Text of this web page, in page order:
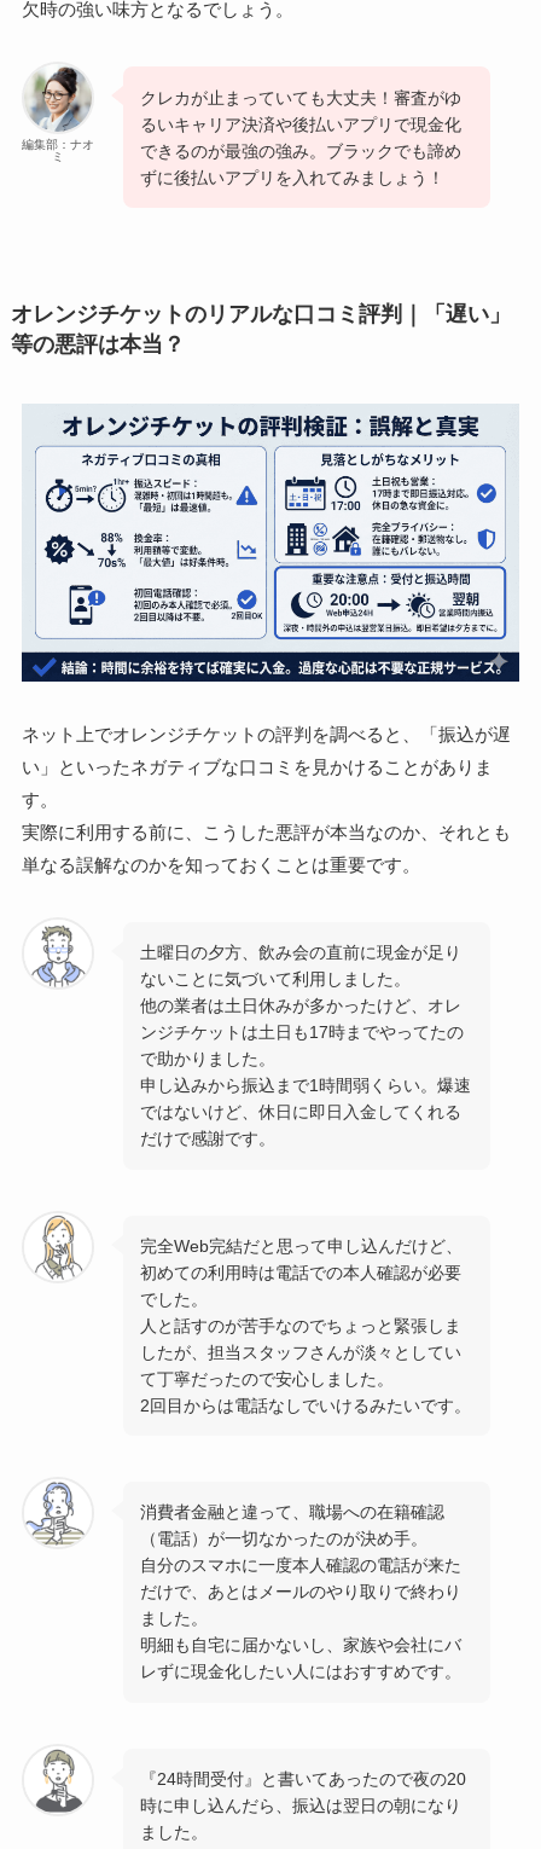
欠時の強い味方となるでしょう。
編集部：ナオ
ミ
クレカが止まっていても大丈夫！審査がゆ
るいキャリア決済や後払いアプリで現金化
できるのが最強の強み。ブラックでも諦め
ずに後払いアプリを入れてみましょう！
オレンジチケットのリアルな口コミ評判｜「遅い」
等の悪評は本当？
ネット上でオレンジチケットの評判を調べると、「振込が遅
い」といったネガティブな口コミを見かけることがありま
す。
実際に利用する前に、こうした悪評が本当なのか、それとも
単なる誤解なのかを知っておくことは重要です。
土曜日の夕方、飲み会の直前に現金が足り
ないことに気づいて利用しました。
他の業者は土日休みが多かったけど、オレ
ンジチケットは土日も17時までやってたの
で助かりました。
申し込みから振込まで1時間弱くらい。爆速
ではないけど、休日に即日入金してくれる
だけで感謝です。
完全Web完結だと思って申し込んだけど、
初めての利用時は電話での本人確認が必要
でした。
人と話すのが苦手なのでちょっと緊張しま
したが、担当スタッフさんが淡々としてい
て丁寧だったので安心しました。
2回目からは電話なしでいけるみたいです。
消費者金融と違って、職場への在籍確認
（電話）が一切なかったのが決め手。
自分のスマホに一度本人確認の電話が来た
だけで、あとはメールのやり取りで終わり
ました。
明細も自宅に届かないし、家族や会社にバ
レずに現金化したい人にはおすすめです。
『24時間受付』と書いてあったので夜の20
時に申し込んだら、振込は翌日の朝になり
ました。